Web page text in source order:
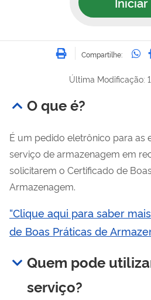
Imprimir
Compartilhe:
Última Modificação:
O que é?
É um pedido eletrônico para as
serviço de armazenagem em
solicitarem o Certificado de
Armazenagem.
“Clique aqui para saber
de Boas Práticas de
Quem pode
serviço?